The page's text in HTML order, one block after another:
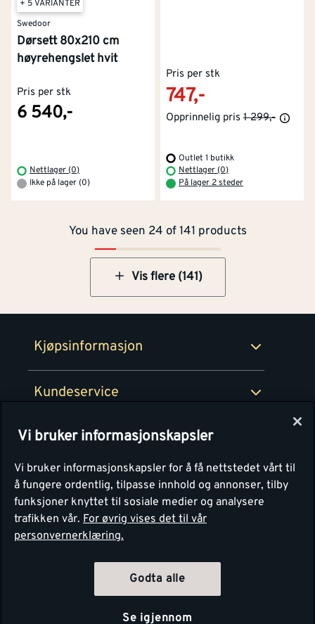
+ 5 VARIANTER
Swedoor
Dørsett 80x210 cm
høyrehengslet hvit
Pris per stk
6 540,-
Nettlager (0)
Ikke på lager (0)
Pris per stk
747,-
Opprinnelig pris 1 299,-
Outlet 1 butikk
Nettlager (0)
På lager 2 steder
You have seen 24 of 141 products
Vis flere (141)
Kjøpsinformasjon
Betaling
Retur- og angrerettsskjema
Kundeservice
Medlemsavtaler
Montér
Om Montér
Personvern
Vi bruker informasjonskapsler
Vi bruker informasjonskapsler for å få nettstedet vårt til
å fungere ordentlig, tilpasse innhold og annonser, tilby
funksjoner knyttet til sosiale medier og analysere
trafikken vår. For øvrig vises det til vår
personvernerklæring.
Godta alle
Se igjennom